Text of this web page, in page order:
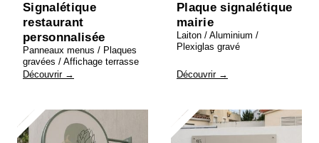
Signalétique
restaurant
personnalisée
Panneaux menus / Plaques
gravées / Affichage terrasse
Découvrir →
Plaque signalétique
mairie
Laiton / Aluminium /
Plexiglas gravé
Découvrir →